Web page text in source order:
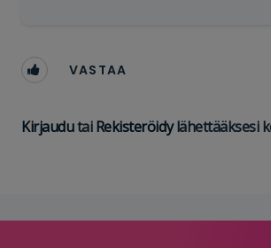
VASTAA
KirjaudutaiRekisteröidylähettääksesi